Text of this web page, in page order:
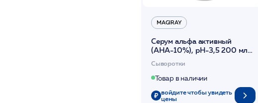
MAGIRAY
Серум альфа активный
(АНА-10%), рН-3,5 200 мл
Сыворотки
Товар в наличии
войдите чтобы увидеть
цены